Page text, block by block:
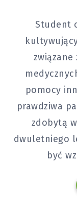
Student
pomocy
prawdziwa
zdobytą
dwuletniego
być